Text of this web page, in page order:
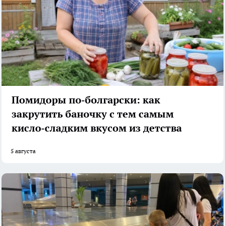
Помидоры по‑болгарски: как
закрутить баночку с тем самым
кисло‑сладким вкусом из детства
5 августа